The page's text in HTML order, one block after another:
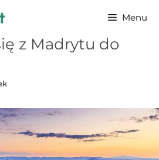
Menu
z Madrytu do